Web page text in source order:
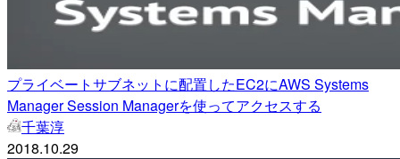
プライベートサブネットに配置したEC2にAWS Systems
Manager Session Managerを使ってアクセスする
千葉淳
2018.10.29